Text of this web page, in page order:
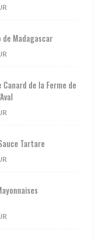
Madagascar
de la Ferme de
Tartare